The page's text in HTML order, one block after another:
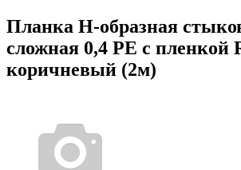
Планка Н-образная
сложная 0,4 PE с пленкой
коричневый (2м)